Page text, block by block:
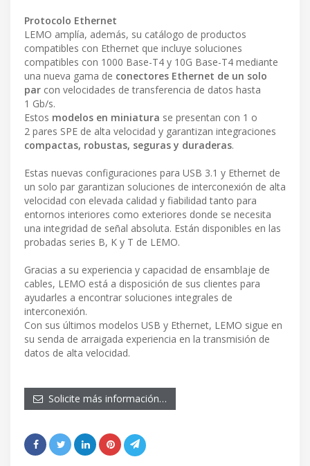
Protocolo Ethernet
LEMO amplía, además, su catálogo de productos
compatibles con Ethernet que incluye soluciones
compatibles con 1000 Base-T4 y 10G Base-T4 mediante
una nueva gama de conectores Ethernet de un solo
par con velocidades de transferencia de datos hasta
1 Gb/s.
Estos modelos en miniatura se presentan con 1 o
2 pares SPE de alta velocidad y garantizan integraciones
compactas, robustas, seguras y duraderas.
Estas nuevas configuraciones para USB 3.1 y Ethernet de
un solo par garantizan soluciones de interconexión de alta
velocidad con elevada calidad y fiabilidad tanto para
entornos interiores como exteriores donde se necesita
una integridad de señal absoluta. Están disponibles en las
probadas series B, K y T de LEMO.
Gracias a su experiencia y capacidad de ensamblaje de
cables, LEMO está a disposición de sus clientes para
ayudarles a encontrar soluciones integrales de
interconexión.
Con sus últimos modelos USB y Ethernet, LEMO sigue en
su senda de arraigada experiencia en la transmisión de
datos de alta velocidad.
Solicite más información…